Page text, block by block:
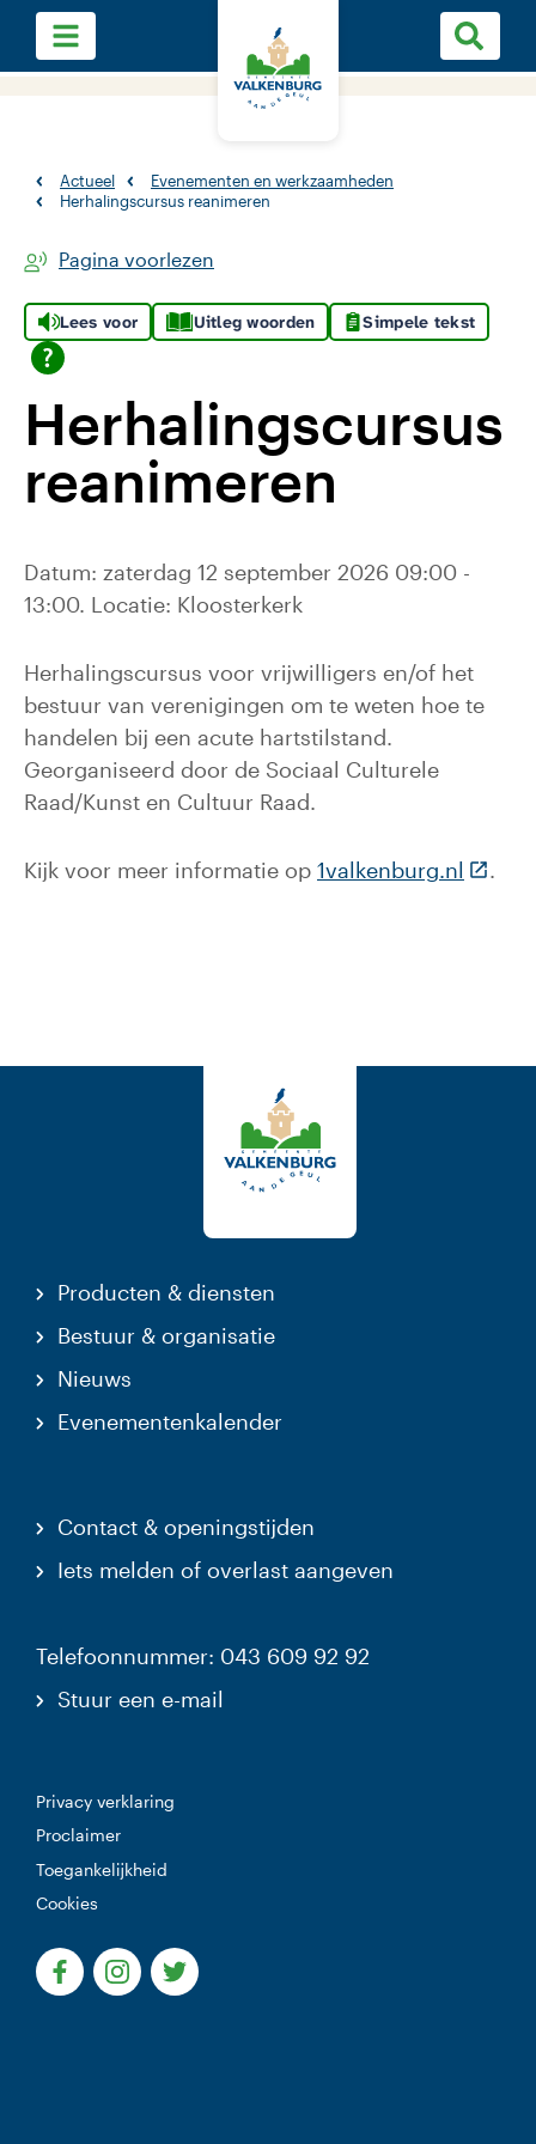
Actueel
Evenementen en werkzaamheden
Herhalingscursus reanimeren
Pagina voorlezen
Lees voor Uitleg woorden Simpele tekst
Herhalingscursus
reanimeren
Datum: zaterdag 12 september 2026 09:00 -
13:00. Locatie: Kloosterkerk
Herhalingscursus voor vrijwilligers en/of het
bestuur van verenigingen om te weten hoe te
handelen bij een acute hartstilstand.
Georganiseerd door de Sociaal Culturele
Raad/Kunst en Cultuur Raad.
Kijk voor meer informatie op 1valkenburg.nl (Deze
.
Producten & diensten
Bestuur & organisatie
Nieuws
Evenementenkalender
Contact & openingstijden
Iets melden of overlast aangeven
Telefoonnummer: 043 609 92 92
Stuur een e-mail
Privacy verklaring
Proclaimer
Toegankelijkheid
Cookies
(Deze link gaat naar een externe website)
(Deze link gaat naar een externe website)
(Deze link gaat naar een externe